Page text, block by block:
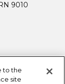
9010
to the
site